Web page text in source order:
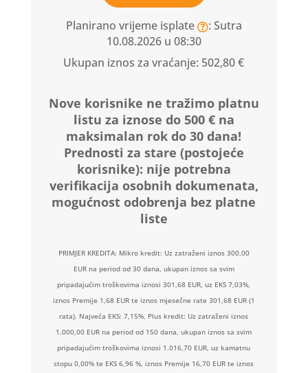
Planirano vrijeme isplate
: Sutra
10.08.2026 u 08:30
Ukupan iznos za vraćanje: 502,80 €
Nove korisnike ne tražimo platnu
listu za iznose do 500 € na
maksimalan rok do 30 dana!
Prednosti za stare (postojeće
korisnike): nije potrebna
verifikacija osobnih dokumenata,
mogućnost odobrenja bez platne
liste
PRIMJER KREDITA: Mikro kredit: Uz zatraženi iznos 300,00
EUR na period od 30 dana, ukupan iznos sa svim
pripadajućim troškovima iznosi 301,68 EUR, uz EKS 7,03%,
iznos Premije 1,68 EUR te iznos mjesečne rate 301,68 EUR (1
rata). Najveća EKS: 7,15%, Plus kredit: Uz zatraženi iznos
1.000,00 EUR na period od 150 dana, ukupan iznos sa svim
pripadajućim troškovima iznosi 1.016,70 EUR, uz kamatnu
stopu 0,00% te EKS 6,96 %, iznos Premije 16,70 EUR te iznos